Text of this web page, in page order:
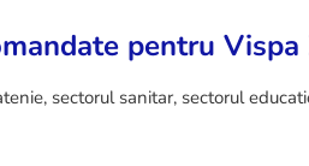
pentru Vispa
sectorul sanitar, sectorul